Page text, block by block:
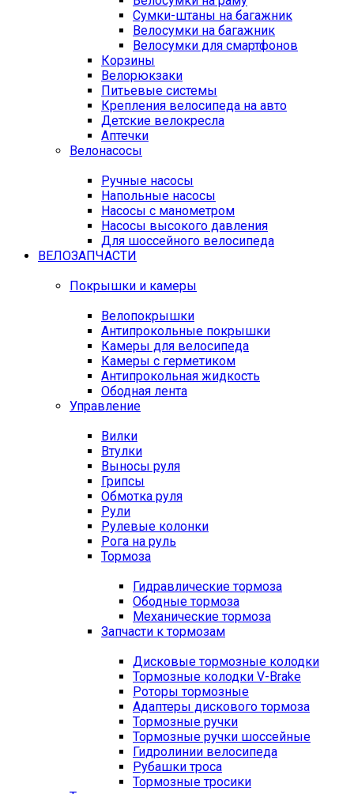
Сумки-штаны на багажник
Велосумки на багажник
Велосумки для смартфонов
Корзины
Велорюкзаки
Питьевые системы
Крепления велосипеда на авто
Детские велокресла
Аптечки
Велонасосы
Ручные насосы
Напольные насосы
Насосы с манометром
Насосы высокого давления
Для шоссейного велосипеда
ВЕЛОЗАПЧАСТИ
Покрышки и камеры
Велопокрышки
Антипрокольные покрышки
Камеры для велосипеда
Камеры с герметиком
Антипрокольная жидкость
Ободная лента
Управление
Вилки
Втулки
Выносы руля
Грипсы
Обмотка руля
Рули
Рулевые колонки
Рога на руль
Тормоза
Гидравлические тормоза
Ободные тормоза
Механические тормоза
Запчасти к тормозам
Дисковые тормозные колодки
Тормозные колодки V-Brake
Роторы тормозные
Адаптеры дискового тормоза
Тормозные ручки
Тормозные ручки шоссейные
Гидролинии велосипеда
Рубашки троса
Тормозные тросики